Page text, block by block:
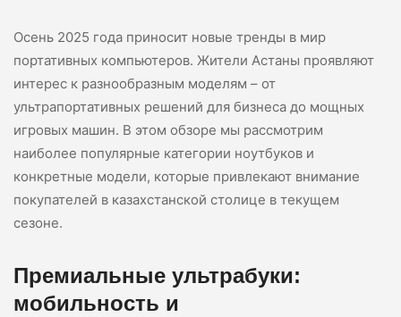
Осень 2025 года приносит новые тренды в мир
портативных компьютеров. Жители Астаны проявляют
интерес к разнообразным моделям – от
ультрапортативных решений для бизнеса до мощных
игровых машин. В этом обзоре мы рассмотрим
наиболее популярные категории ноутбуков и
конкретные модели, которые привлекают внимание
покупателей в казахстанской столице в текущем
сезоне.
Премиальные ультрабуки:
мобильность и